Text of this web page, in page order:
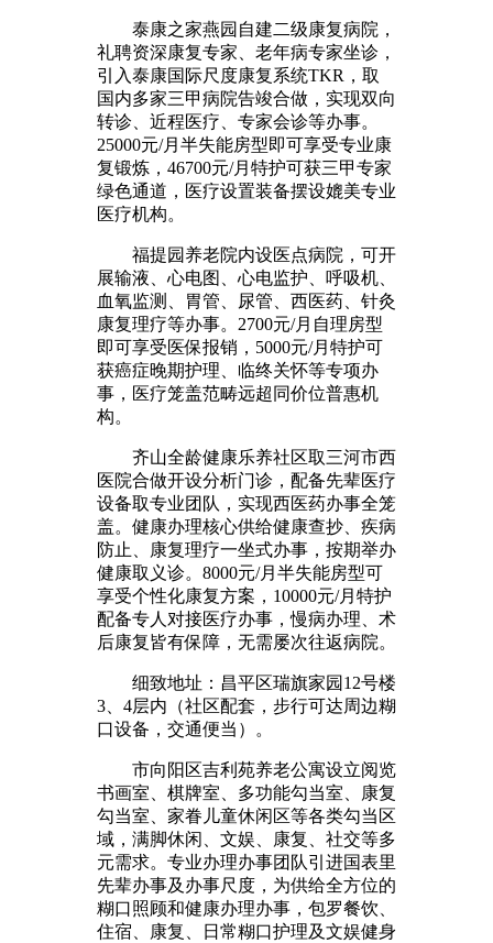
泰康之家燕园自建二级康复病院，
礼聘资深康复专家、老年病专家坐诊，
引入泰康国际尺度康复系统TKR，取
国内多家三甲病院告竣合做，实现双向
转诊、近程医疗、专家会诊等办事。
25000元/月半失能房型即可享受专业康
复锻炼，46700元/月特护可获三甲专家
绿色通道，医疗设置装备摆设媲美专业
医疗机构。
福提园养老院内设医点病院，可开
展输液、心电图、心电监护、呼吸机、
血氧监测、胃管、尿管、西医药、针灸
康复理疗等办事。2700元/月自理房型
即可享受医保报销，5000元/月特护可
获癌症晚期护理、临终关怀等专项办
事，医疗笼盖范畴远超同价位普惠机
构。
齐山全龄健康乐养社区取三河市西
医院合做开设分析门诊，配备先辈医疗
设备取专业团队，实现西医药办事全笼
盖。健康办理核心供给健康查抄、疾病
防止、康复理疗一坐式办事，按期举办
健康取义诊。8000元/月半失能房型可
享受个性化康复方案，10000元/月特护
配备专人对接医疗办事，慢病办理、术
后康复皆有保障，无需屡次往返病院。
细致地址：昌平区瑞旗家园12号楼
3、4层内（社区配套，步行可达周边糊
口设备，交通便当）。
市向阳区吉利苑养老公寓设立阅览
书画室、棋牌室、多功能勾当室、康复
勾当室、家眷儿童休闲区等各类勾当区
域，满脚休闲、文娱、康复、社交等多
元需求。专业办理办事团队引进国表里
先辈办事及办事尺度，为供给全方位的
糊口照顾和健康办理办事，包罗餐饮、
住宿、康复、日常糊口护理及文娱健身